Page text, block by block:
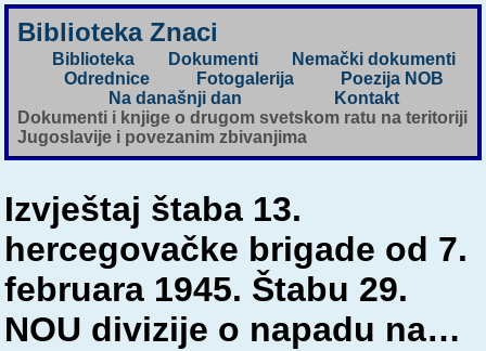
Biblioteka Znaci
Biblioteka Dokumenti
Nemački dokumenti
Odrednice
Fotogalerija
Poezija NOB
Na današnji dan
Kontakt
Dokumenti i knjige o drugom svetskom ratu na teritoriji
Jugoslavije i povezanim zbivanjima
Izvještaj štaba 13.
hercegovačke brigade od 7.
februara 1945. Štabu 29.
NOU divizije o napadu na…